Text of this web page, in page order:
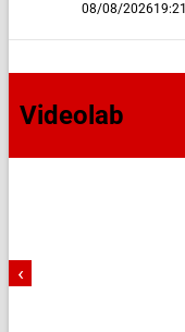
08/08/202619:21
Videolab
‹